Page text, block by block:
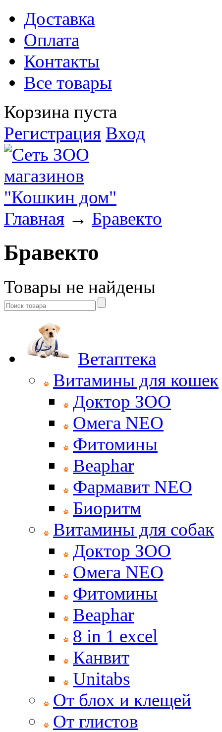
Доставка
Оплата
Контакты
Все товары
Корзина пуста
Регистрация Вход
Главная → Бравекто
Бравекто
Товары не найдены
Ветаптека
Витамины для кошек
Доктор ЗОО
Омега NEO
Фитомины
Beaphar
Фармавит NEO
Биоритм
Витамины для собак
Доктор ЗОО
Омега NEO
Фитомины
Beaphar
8 in 1 excel
Канвит
Unitabs
От блох и клещей
От глистов